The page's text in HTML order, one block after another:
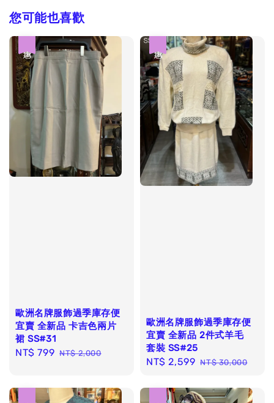
您可能也喜歡
歐洲名牌服飾過季庫存便
宜賣 全新品 卡吉色兩片
裙 SS#31
Sale
NT$ 799 Regular
NT$ 2,000
歐洲名牌服飾過季庫存便
宜賣 全新品 2件式羊毛
套裝 SS#25
Sale
NT$ 2,599 Regular
NT$ 30,000